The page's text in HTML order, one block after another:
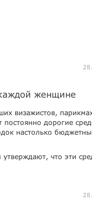
женщине
визажистов,
дорогие
настолько
что эти